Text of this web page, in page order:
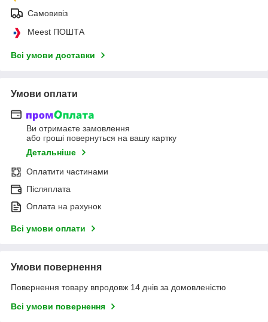
Самовивіз
Meest ПОШТА
Всі умови доставки
Умови оплати
Ви отримаєте замовлення
або гроші повернуться на вашу картку
Детальніше
Оплатити частинами
Післяплата
Оплата на рахунок
Всі умови оплати
Умови повернення
Повернення товару впродовж 14 днів за домовленістю
Всі умови повернення